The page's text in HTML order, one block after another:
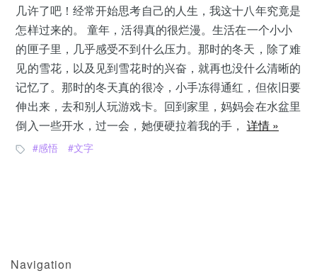
几许了吧！经常开始思考自己的人生，我这十八年究竟是
怎样过来的。 童年，活得真的很烂漫。生活在一个小小
的匣子里，几乎感受不到什么压力。那时的冬天，除了难
见的雪花，以及见到雪花时的兴奋，就再也没什么清晰的
记忆了。那时的冬天真的很冷，小手冻得通红，但依旧要
伸出来，去和别人玩游戏卡。回到家里，妈妈会在水盆里
倒入一些开水，过一会，她便硬拉着我的手， 详情 »
感悟 文字
Navigation